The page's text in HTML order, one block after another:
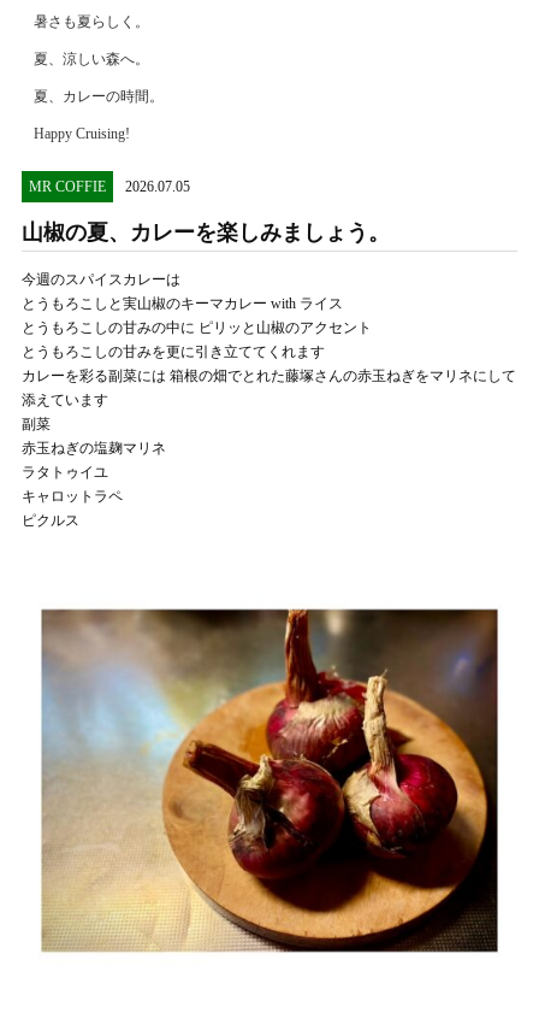
暑さも夏らしく。
夏、涼しい森へ。
夏、カレーの時間。
Happy Cruising!
MR COFFIE 2026.07.05
山椒の夏、カレーを楽しみましょう。
今週のスパイスカレーは
とうもろこしと実山椒のキーマカレー with ライス
とうもろこしの甘みの中に ピリッと山椒のアクセント
とうもろこしの甘みを更に引き立ててくれます
カレーを彩る副菜には 箱根の畑でとれた藤塚さんの赤玉ねぎをマリネにして
添えています
副菜
赤玉ねぎの塩麹マリネ
ラタトゥイユ
キャロットラペ
ピクルス